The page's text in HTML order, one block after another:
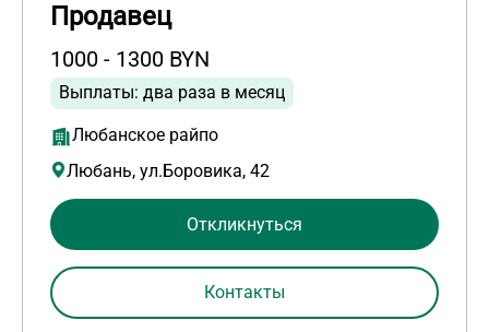
Продавец
1000 - 1300 BYN
Выплаты: два раза в месяц
Любанское райпо
Любань, ул.Боровика, 42
Откликнуться
Контакты